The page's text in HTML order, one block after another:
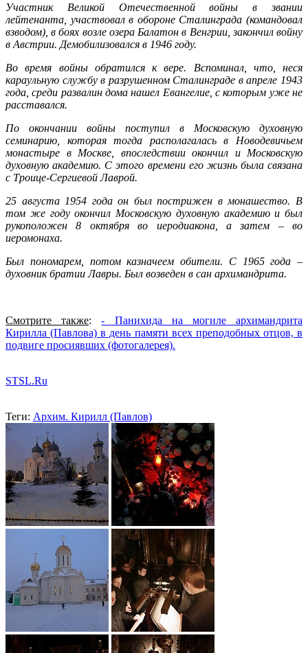
Участник Великой Отечественной войны в звании
лейтенанта, участвовал в обороне Сталинграда (командовал
взводом), в боях возле озера Балатон в Венгрии, закончил войну
в Австрии. Демобилизовался в 1946 году.
Во время войны обратился к вере. Вспоминал, что, неся
караульную службу в разрушенном Сталинграде в апреле 1943
года, среди развалин дома нашел Евангелие, с которым уже не
расставался.
По окончании войны поступил в Московскую духовную
семинарию, которая тогда располагалась в Новодевичьем
монастыре в Москве, впоследствии окончил и Московскую
духовную академию. С этого времени его жизнь была связана
с Троице-Сергиевой Лаврой.
25 августа 1954 года он был пострижен в монашество. В
том же году окончил Московскую духовную академию и был
рукоположен 8 октября во иеродиакона, а затем – во
иеромонаха.
Был пономарем, потом казначеем обители. С 1965 года –
духовник братии Лавры. Был возведен в сан архимандрита.
Смотрите также:- Панихида на могиле архимандрита
Кирилла (Павлова) в день памяти всех преподобных отцов, в
подвиге просиявших (фотогалерея).
STSL.Ru
Теги: Архим. Кирилл (Павлов)